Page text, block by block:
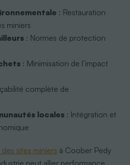
: Restauration
miniers
: Normes de protection
: Minimisation de l’impact
complète de
locales : Intégration et
sites miniers à Coober Pedy